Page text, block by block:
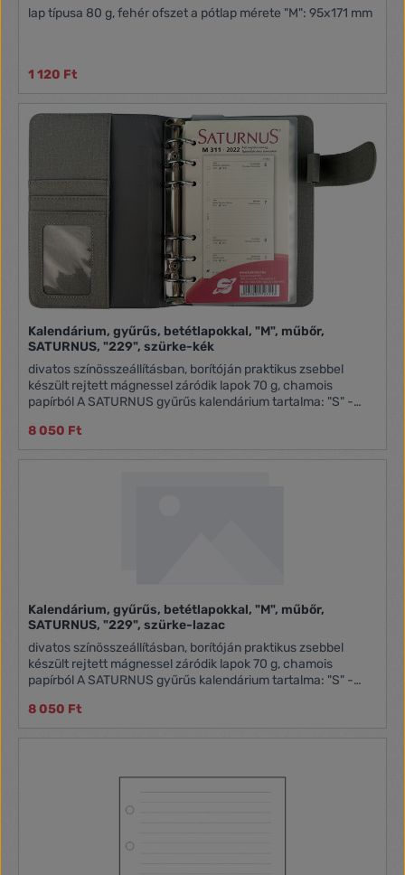
lap típusa 80 g, fehér ofszet a pótlap mérete "M": 95x171 mm
1 120 Ft
Kalendárium, gyűrűs, betétlapokkal, "M", műbőr,
SATURNUS, "229", szürke-kék
divatos színösszeállításban, borítóján praktikus zsebbel
készült rejtett mágnessel záródik lapok 70 g, chamois
papírból A SATURNUS gyűrűs kalendárium tartalma: "S" -
NKL311 betétlapcsomag Lapméretek: "S": 78x129 mm
(pocket, 3) "M": 95x171 mm (personal, 2) "L": 146x210 mm
8 050 Ft
Kalendárium, gyűrűs, betétlapokkal, "M", műbőr,
SATURNUS, "229", szürke-lazac
divatos színösszeállításban, borítóján praktikus zsebbel
készült rejtett mágnessel záródik lapok 70 g, chamois
papírból A SATURNUS gyűrűs kalendárium tartalma: "S" -
NKL311 betétlapcsomag Lapméretek: "S": 78x129 mm
(pocket, 3) "M": 95x171 mm (personal, 2) "L": 146x210 mm
8 050 Ft